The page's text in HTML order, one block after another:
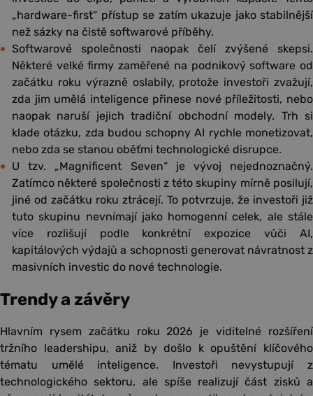
„hardware-first“ přístup se zatím ukazuje jako stabilnější
než sázky na čistě softwarové příběhy.
Softwarové společnosti naopak čelí zvýšené skepsi.
Některé velké firmy zaměřené na podnikový software od
začátku roku výrazně oslabily, protože investoři zvažují,
zda jim umělá inteligence přinese nové příležitosti, nebo
naopak naruší jejich tradiční obchodní modely. Trh si
klade otázku, zda budou schopny AI rychle monetizovat,
nebo zda se stanou oběťmi technologické disrupce.
U tzv. „Magnificent Seven“ je vývoj nejednoznačný.
Zatímco některé společnosti z této skupiny mírně posilují,
jiné od začátku roku ztrácejí. To potvrzuje, že investoři již
tuto skupinu nevnímají jako homogenní celek, ale stále
více rozlišují podle konkrétní expozice vůči AI,
kapitálových výdajů a schopnosti generovat návratnost z
masivních investic do nové technologie.
Trendy a závěry
Hlavním rysem začátku roku 2026 je viditelné rozšíření
tržního leadershipu, aniž by došlo k opuštění klíčového
tématu umělé inteligence. Investoři nevystupují z
technologického sektoru, ale spíše realizují část zisků a